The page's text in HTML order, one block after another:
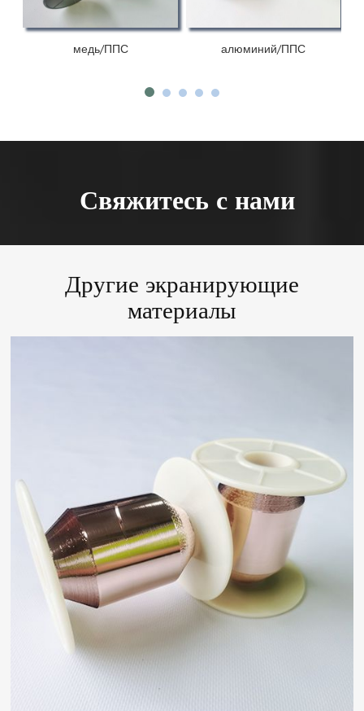
медь/ППС алюминий/ППС
Свяжитесь с нами
Другие экранирующие
материалы